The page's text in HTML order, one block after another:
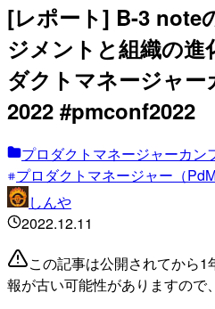
[レポート] B-3 note
ジメントと組織の進
ダクトマネージャ
2022 #pmconf2022
プロダクトマネージャーカン
プロダクトマネージャー（PdM
しんや
2022.12.11
この記事は公開されてから
報が古い可能性がありますので